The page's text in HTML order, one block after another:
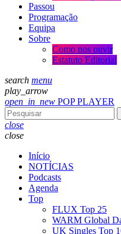
Passou
Programação
Equipa
Sobre
Como nos ouvir
Estatuto Editorial
search menu
play_arrow
open_in_new POP PLAYER
close
close
Início
NOTÍCIAS
Podcasts
Agenda
Top
FLUX Top 25
WARM Global
UK Singles Top